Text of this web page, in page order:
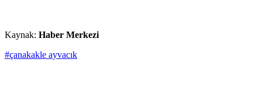
Kaynak: Haber Merkezi
#çanakakle ayvacık